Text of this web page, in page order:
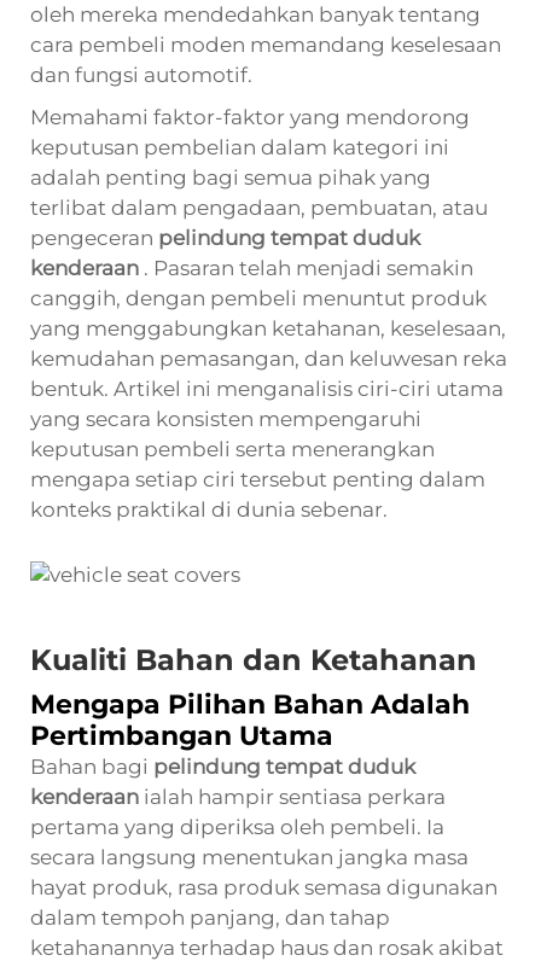
oleh mereka mendedahkan banyak tentang
cara pembeli moden memandang keselesaan
dan fungsi automotif.
Memahami faktor-faktor yang mendorong
keputusan pembelian dalam kategori ini
adalah penting bagi semua pihak yang
terlibat dalam pengadaan, pembuatan, atau
pengeceran pelindung tempat duduk
kenderaan . Pasaran telah menjadi semakin
canggih, dengan pembeli menuntut produk
yang menggabungkan ketahanan, keselesaan,
kemudahan pemasangan, dan keluwesan reka
bentuk. Artikel ini menganalisis ciri-ciri utama
yang secara konsisten mempengaruhi
keputusan pembeli serta menerangkan
mengapa setiap ciri tersebut penting dalam
konteks praktikal di dunia sebenar.
Kualiti Bahan dan Ketahanan
Mengapa Pilihan Bahan Adalah
Pertimbangan Utama
Bahan bagi pelindung tempat duduk
kenderaan ialah hampir sentiasa perkara
pertama yang diperiksa oleh pembeli. Ia
secara langsung menentukan jangka masa
hayat produk, rasa produk semasa digunakan
dalam tempoh panjang, dan tahap
ketahanannya terhadap haus dan rosak akibat